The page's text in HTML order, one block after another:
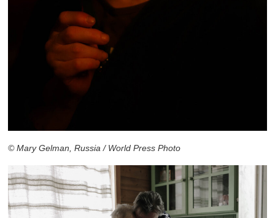
© Mary Gelman, Russia / World Press Photo